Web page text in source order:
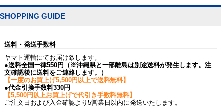
SHOPPING GUIDE
送料・発送手数料
ヤマト運輸にてお届け致します。
●送料全国一律550円（※沖縄県と一部離島は別途送料が発生します。注
文確認後に送料をご連絡します。）
【一度のお買上げ5,500円以上で送料無料】
●代金引換手数料330円
【5,500円以上お買上げで代引き手数料無料】
ご注文日および入金確認より5営業日以内に発送いたします。